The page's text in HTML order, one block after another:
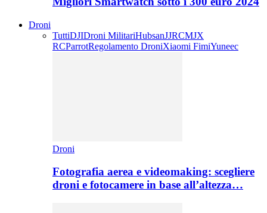
Droni
TuttiDJIDroni MilitariHubsanJJRCMJX
RCParrotRegolamento DroniXiaomi FimiYuneec
Droni
Fotografia aerea e videomaking: scegliere
droni e fotocamere in base all’altezza…